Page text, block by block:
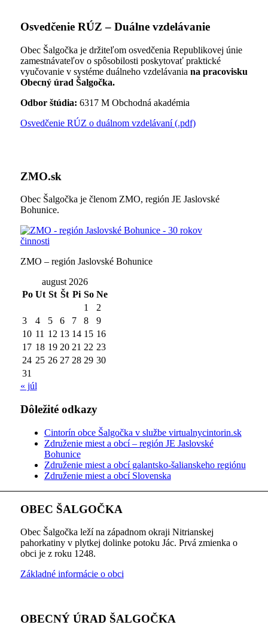
Osvedčenie RÚZ – Duálne vzdelávanie
Obec Šalgočka je držiteľom osvedčenia Republikovej únie
zamestnávateľov o spôsobilosti poskytovať praktické
vyučovanie v systéme duálneho vzdelávania na pracovisku
Obecný úrad Šalgočka.
Odbor štúdia: 6317 M Obchodná akadémia
Osvedčenie RÚZ o duálnom vzdelávaní (.pdf)
ZMO.sk
Obec Šalgočka je členom ZMO, región JE Jaslovské
Bohunice.
ZMO – región Jaslovské Bohunice
august 2026
Po Ut St Št Pi So Ne
1
2
3
4 5 6 7 8
9
10 11 12 13 14 15 16
17 18 19 20 21 22 23
24 25 26 27 28 29 30
31
« júl
Dôležité odkazy
Cintorín obce Šalgočka v službe virtualnycintorin.sk
Združenie miest a obcí – región JE Jaslovské
Bohunice
Združenie miest a obcí galantsko-šalianskeho regiónu
Združenie miest a obcí Slovenska
OBEC ŠALGOČKA
Obec Šalgočka leží na západnom okraji Nitrianskej
pahorkatiny v plytkej dolinke potoku Jác. Prvá zmienka o
obci je z roku 1248.
Základné informácie o obci
OBECNÝ ÚRAD ŠALGOČKA